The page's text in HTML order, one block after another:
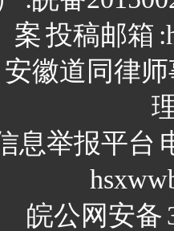
案投稿邮箱
安徽道同律
息举报平台
皖公网安备